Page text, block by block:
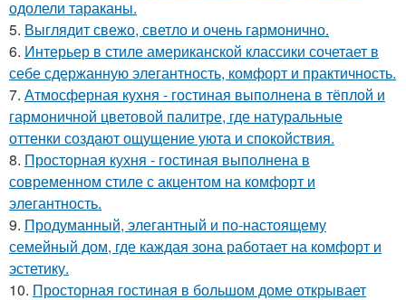
одолели тараканы.
5. Выглядит свежо, светло и очень гармонично.
6. Интерьер в стиле американской классики сочетает в
себе сдержанную элегантность, комфорт и практичность.
7. Атмосферная кухня - гостиная выполнена в тёплой и
гармоничной цветовой палитре, где натуральные
оттенки создают ощущение уюта и спокойствия.
8. Просторная кухня - гостиная выполнена в
современном стиле с акцентом на комфорт и
элегантность.
9. Продуманный, элегантный и по-настоящему
семейный дом, где каждая зона работает на комфорт и
эстетику.
10. Просторная гостиная в большом доме открывает